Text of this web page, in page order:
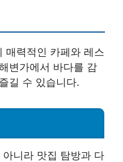
매력적인 카페와 레스
변가에서 바다를 감
길 수 있습니다.
니라 맛집 탐방과 다